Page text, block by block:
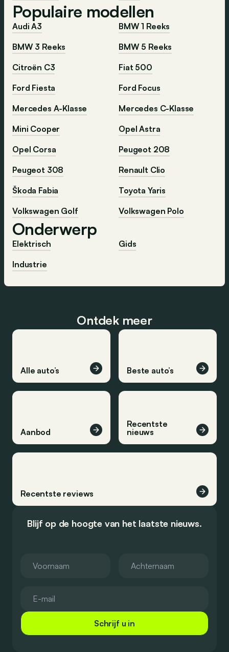
Populaire modellen
Audi A3
BMW 1 Reeks
BMW 3 Reeks
BMW 5 Reeks
Citroën C3
Fiat 500
Ford Fiesta
Ford Focus
Mercedes A-Klasse
Mercedes C-Klasse
Mini Cooper
Opel Astra
Opel Corsa
Peugeot 208
Peugeot 308
Renault Clio
Škoda Fabia
Toyota Yaris
Volkswagen Golf
Volkswagen Polo
Onderwerp
Elektrisch
Gids
Industrie
Ontdek meer
Alle auto’s Beste auto’s
Aanbod
Recentste
nieuws
Recentste reviews
Blijf op de hoogte van het laatste nieuws.
Schrijf u in